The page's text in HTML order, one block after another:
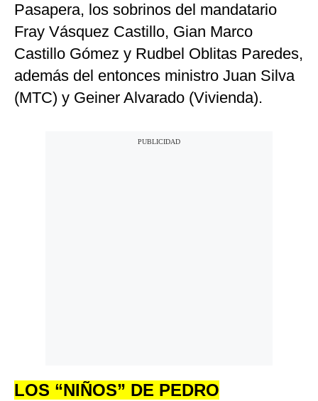
Pasapera, los sobrinos del mandatario
Fray Vásquez Castillo, Gian Marco
Castillo Gómez y Rudbel Oblitas Paredes,
además del entonces ministro Juan Silva
(MTC) y Geiner Alvarado (Vivienda).
LOS “NIÑOS” DE PEDRO